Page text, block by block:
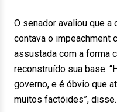
O senador avaliou que
contava o impeachment
assustada com a forma
reconstruído sua base.
governo, e é óbvio que
muitos factóides”, disse.